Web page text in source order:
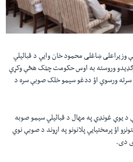
وزیراعلی ښاغلی محمود خان وایي د قبائیلي
وروسته به اوس حکومت چټک هڅې وکړي
سرته ورسوي اؤ ددغو سیمو خلک صوبې سره د
د یوې غونډې په مهال د قبائیلي سیمو صوبه
اؤ پرمختیايي پلانونو په اړوند د صوبې نوي
دی.